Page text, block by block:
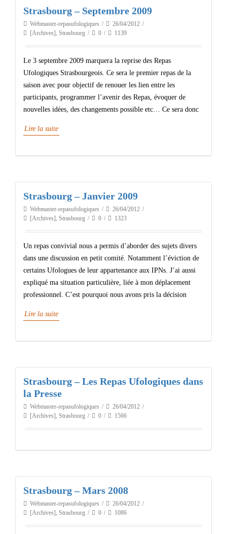
Strasbourg – Septembre 2009
Webmaster-repasufologiques
26/04/2012
[Archives], Strasbourg 0 1139
Le 3 septembre 2009 marquera la reprise des Repas
Ufologiques Strasbourgeois. Ce sera le premier repas de la
saison avec pour objectif de renouer les lien entre les
participants, programmer l’avenir des Repas, évoquer de
nouvelles idées, des changements possible etc… Ce sera donc
Lire la suite
Strasbourg – Janvier 2009
Webmaster-repasufologiques
26/04/2012
[Archives], Strasbourg 0 1323
Un repas convivial nous a permis d’aborder des sujets divers
dans une discussion en petit comité. Notamment l’éviction de
certains Ufologues de leur appartenance aux IPNs. J’ai aussi
expliqué ma situation particulière, liée à mon déplacement
professionnel. C’est pourquoi nous avons pris la décision
Lire la suite
Strasbourg – Les Repas Ufologiques dans
la Presse
Webmaster-repasufologiques
26/04/2012
[Archives], Strasbourg 0 1566
Strasbourg – Mars 2008
Webmaster-repasufologiques
26/04/2012
[Archives], Strasbourg 0 1086